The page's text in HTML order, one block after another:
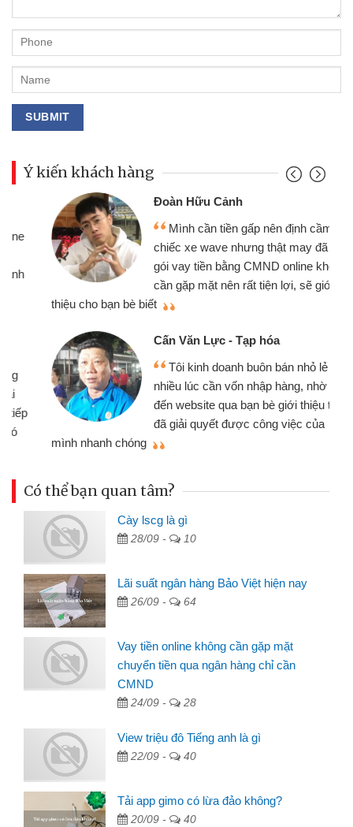
Ý kiến khách hàng
Đoàn Hữu Cảnh
Mình cần tiền gấp nên định cầm cố
chiếc xe wave nhưng thật may đã có
gói vay tiền bằng CMND online không
cần gặp mặt nên rất tiện lợi, sẽ giới
thiệu cho bạn bè biết
Cấn Văn Lực - Tạp hóa
Tôi kinh doanh buôn bán nhỏ lẻ
nhiều lúc cần vốn nhập hàng, nhờ biết
đến website qua bạn bè giới thiệu tôi
đã giải quyết được công việc của
mình nhanh chóng
Có thể bạn quan tâm?
Cày lscg là gì
28/09 - 10
Lãi suất ngân hàng Bảo Việt hiện nay
26/09 - 64
Vay tiền online không cần gặp mặt
chuyển tiền qua ngân hàng chỉ cần
CMND
24/09 - 28
View triệu đô Tiếng anh là gì
22/09 - 40
Tải app gimo có lừa đảo không?
20/09 - 40